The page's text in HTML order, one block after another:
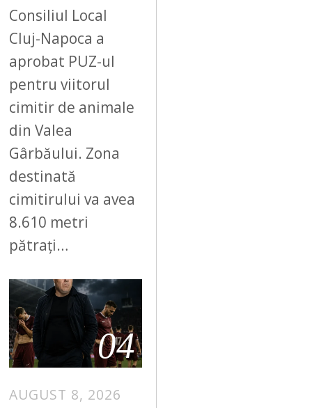
Consiliul Local
Cluj-Napoca a
aprobat PUZ-ul
pentru viitorul
cimitir de animale
din Valea
Gârbăului. Zona
destinată
cimitirului va avea
8.610 metri
pătrați…
04
AUGUST 8, 2026